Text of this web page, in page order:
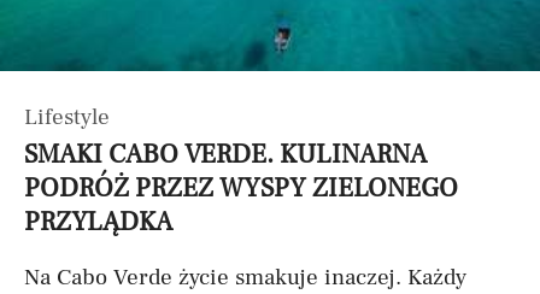
Lifestyle
SMAKI CABO VERDE. KULINARNA
PODRÓŻ PRZEZ WYSPY ZIELONEGO
PRZYLĄDKA
Na Cabo Verde życie smakuje inaczej. Każdy